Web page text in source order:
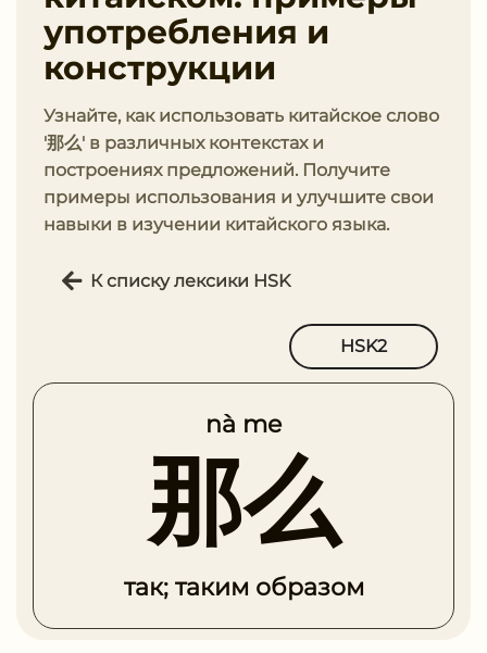
употребления и
конструкции
Узнайте, как использовать китайское слово
'那么' в различных контекстах и
построениях предложений. Получите
примеры использования и улучшите свои
навыки в изучении китайского языка.
К списку лексики HSK
HSK2
nà me
那么
так; таким образом